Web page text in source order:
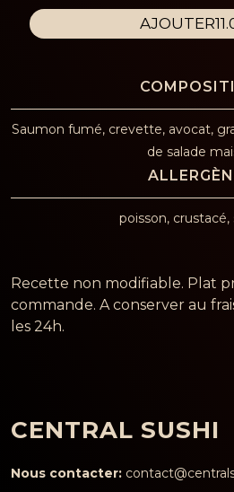
AJOUTER
Saumon fumé, crevette, avocat,
de salade
poisson, crustacé,
Recette non modifiable. Plat
commande. A conserver au
les 24h.
CENTRAL SUSHI
Nous contacter: